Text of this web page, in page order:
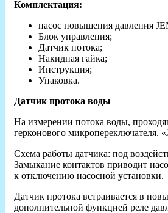
Комплектация:
насос повышения давления
Блок управления;
Датчик потока;
Накидная гайка;
Инструкция;
Упаковка.
Датчик протока воды
На измерении потока воды,
герконового микропереключателя.
Схема работы датчика: под
Замыкание контактов приводит
к отключению насосной установки.
Датчик протока встраивается в
дополнительной функцией реле